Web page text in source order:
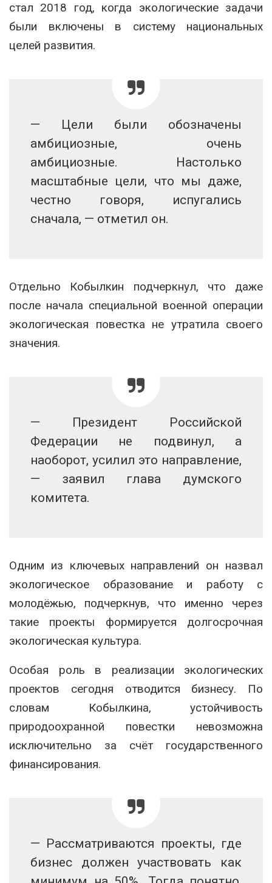
стал 2018 год, когда экологические задачи
были включены в систему национальных
целей развития.
— Цели были обозначены
амбициозные, очень
амбициозные. Настолько
масштабные цели, что мы даже,
честно говоря, испугались
сначала, — отметил он.
Отдельно Кобылкин подчеркнул, что даже
после начала специальной военной операции
экологическая повестка не утратила своего
значения.
— Президент Российской
Федерации не подвинул, а
наоборот, усилил это направление,
— заявил глава думского
комитета.
Одним из ключевых направлений он назвал
экологическое образование и работу с
молодёжью, подчеркнув, что именно через
такие проекты формируется долгосрочная
экологическая культура.
Особая роль в реализации экологических
проектов сегодня отводится бизнесу. По
словам Кобылкина, устойчивость
природоохранной повестки невозможна
исключительно за счёт государственного
финансирования.
— Рассматриваются проекты, где
бизнес должен участвовать как